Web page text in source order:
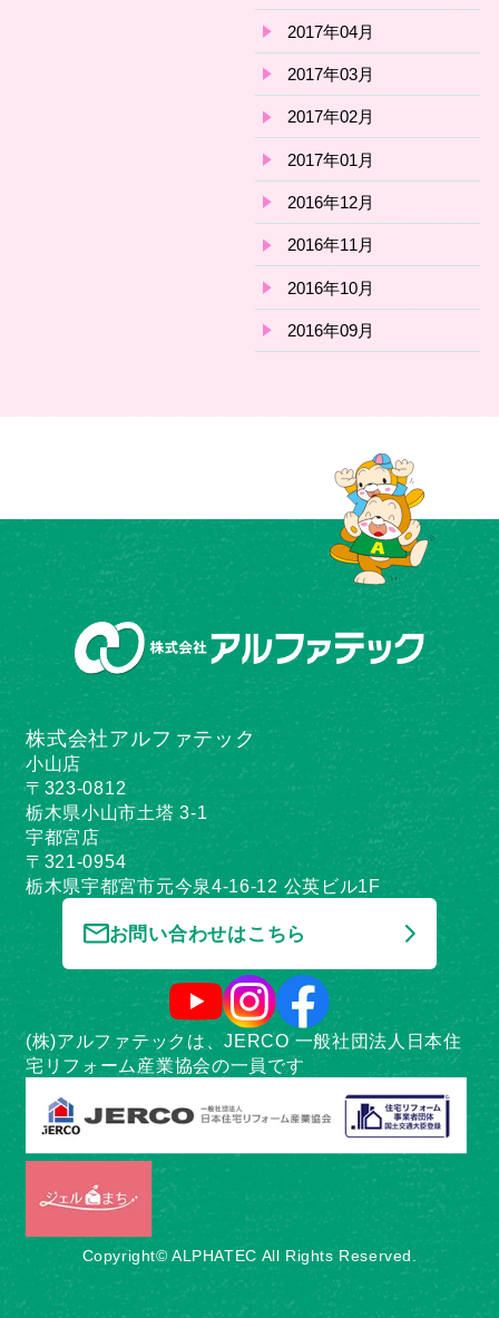
2017年04月
2017年03月
2017年02月
2017年01月
2016年12月
2016年11月
2016年10月
2016年09月
株式会社アルファテック
小山店
〒323-0812
栃木県小山市土塔 3-1
宇都宮店
〒321-0954
栃木県宇都宮市元今泉4-16-12 公英ビル1F
お問い合わせはこちら
(株)アルファテックは、JERCO 一般社団法人日本住
宅リフォーム産業協会の一員です
Copyright© ALPHATEC All Rights Reserved.